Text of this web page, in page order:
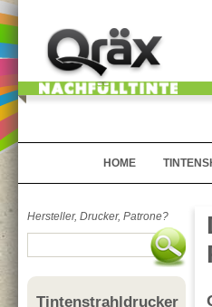
HOME
Hersteller, Drucker, Patrone?
Tintenstrahldrucker